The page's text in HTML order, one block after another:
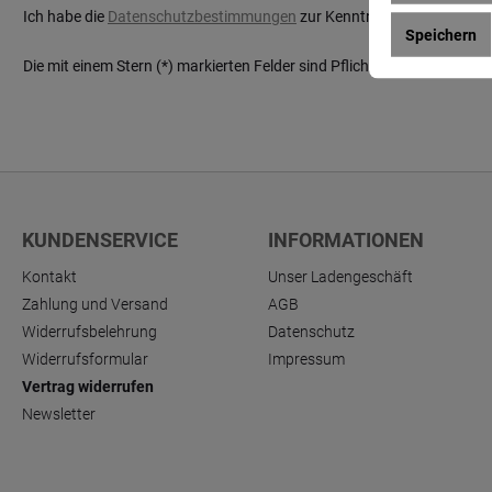
Ich habe die Datenschutzbestimmungen zur Kenntnis genommen
Die mit einem Stern (*) markierten Felder sind Pflichtfelder.
KUNDENSERVICE
Kontakt
Zahlung und Versand
Widerrufsbelehrung
Widerrufsformular
Vertrag widerrufen
Newsletter
INFORMATIONEN
Unser Ladengeschäft
AGB
Datenschutz
Impressum
Speichern